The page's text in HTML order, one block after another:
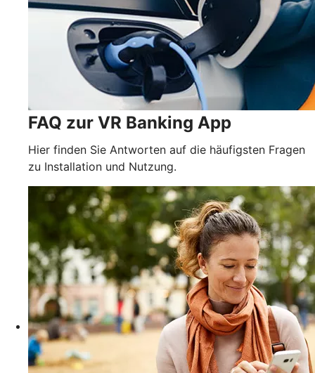
FAQ zur VR Banking App
Hier finden Sie Antworten auf die häufigsten Fragen
zu Installation und Nutzung.